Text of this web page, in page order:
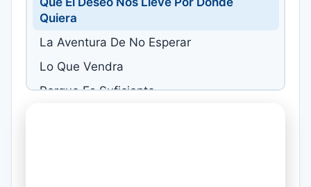
Quiera
La Aventura De No Esperar
Lo Que Vendra
Porque Es Suficiente